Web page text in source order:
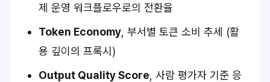
제 운영 워크플로우로의 전환율
Token Economy , 부서별 토큰 소비 추세 (활
용 깊이의 프록시)
Output Quality Score , 사람 평가자 기준 응